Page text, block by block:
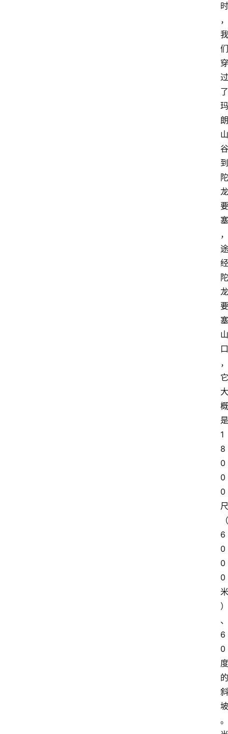
时
，
我
们
穿
过
了
玛
朗
山
谷
到
陀
龙
要
塞
，
途
经
陀
龙
要
塞
山
口
，
它
大
概
是
1
8
0
0
0
尺
（
6
0
0
0
米
）
、
6
0
度
的
斜
坡
。